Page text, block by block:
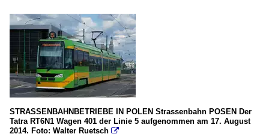
STRASSENBAHNBETRIEBE IN POLEN Strassenbahn POSEN Der
Tatra RT6N1 Wagen 401 der Linie 5 aufgenommen am 17. August
2014. Foto: Walter Ruetsch 